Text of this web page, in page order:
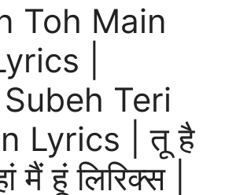
Toh Main
|
Teri
Lyrics | तू है
मैं हूं लिरिक्स |